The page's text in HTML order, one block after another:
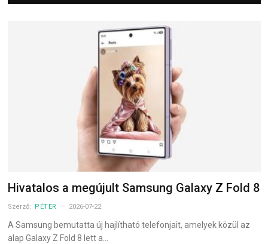
Hivatalos a megújult Samsung Galaxy Z Fold 8
Szerző: PÉTER 2026-07-22
A Samsung bemutatta új hajlítható telefonjait, amelyek közül az
alap Galaxy Z Fold 8 lett a…